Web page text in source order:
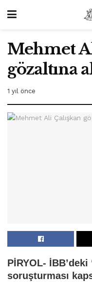
Mehmet
gözaltına
1 yıl önce
PİRYOL- İBB’deki
soruşturması